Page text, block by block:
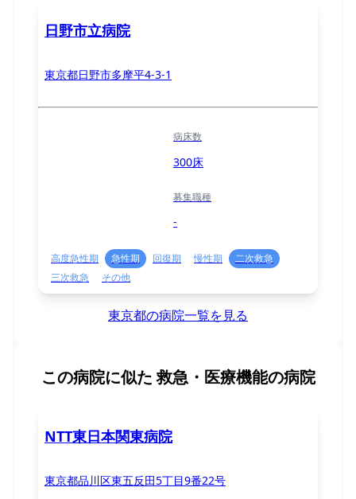
日野市立病院
東京都日野市多摩平4-3-1
病床数
300床
募集職種
-
高度急性期 急性期 回復期 慢性期
二次救急
三次救急
その他
東京都の病院一覧を見る
この病院に似た 救急・医療機能の病院
NTT東日本関東病院
東京都品川区東五反田5丁目9番22号